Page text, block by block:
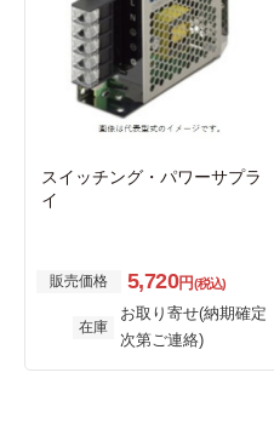
スイッチング・パワーサプラ
イ
販売価格 5,720円(税込)
在庫
お取り寄せ(納期確定
次第ご連絡)